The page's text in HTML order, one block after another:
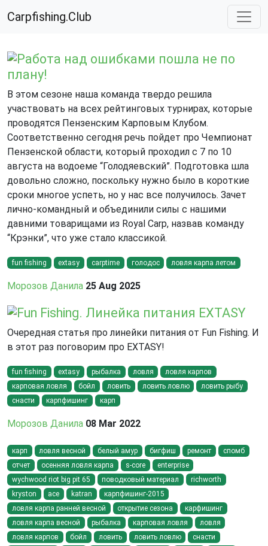
Carpfishing.Club
Работа над ошибками пошла не по
плану!
В этом сезоне наша команда твердо решила
участвовать на всех рейтинговых турнирах, которые
проводятся Пензенским Карповым Клубом.
Соответственно сегодня речь пойдет про Чемпионат
Пензенской области, который проходил с 7 по 10
августа на водоеме “Голодяевский”. Подготовка шла
довольно сложно, поскольку нужно было в короткие
сроки многое успеть, но у нас все получилось. Зачет
лично-командный и объединили силы с нашими
давними товарищами из Royal Carp, назвав команду
“Крэнки”, что уже стало классикой.
fun fishing extasy carptime голодос ловля карпа летом
Морозов Данила 25 Aug 2025
Fun Fishing. Линейка питания EXTASY
Очередная статья про линейки питания от Fun Fishing. И
в этот раз поговорим про EXTASY!
fun fishing extasy рыбалка ловля
ловля карпов
карповая ловля
бойл ловить ловить ловлю
ловить рыбу
снасти
карпфишинг карп
Морозов Данила 08 Mar 2022
карп ловля весной белый амур бигфиш ремонт
спомб
отчет
осенняя ловля карпа s-core
enterprise
wychwood riot big pit 65
поводковый материал
richworth
kryston
ace katran
карпфишинг-2015
ловля карпа ранней весной
открытие сезона
карфишинг
ловля карпа весной
рыбалка карповая ловля
ловля
ловля карпов
бойл ловить ловить ловлю
снасти